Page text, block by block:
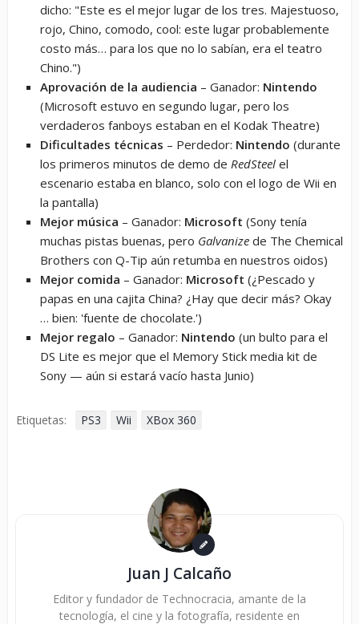
dicho: "Este es el mejor lugar de los tres. Majestuoso,
rojo, Chino, comodo, cool: este lugar probablemente
costo más… para los que no lo sabían, era el teatro
Chino.")
Aprovación de la audiencia – Ganador: Nintendo
(Microsoft estuvo en segundo lugar, pero los
verdaderos fanboys estaban en el Kodak Theatre)
Dificultades técnicas – Perdedor: Nintendo (durante
los primeros minutos de demo de RedSteel el
escenario estaba en blanco, solo con el logo de Wii en
la pantalla)
Mejor música – Ganador: Microsoft (Sony tenía
muchas pistas buenas, pero Galvanize de The Chemical
Brothers con Q-Tip aún retumba en nuestros oidos)
Mejor comida – Ganador: Microsoft (¿Pescado y
papas en una cajita China? ¿Hay que decir más? Okay
… bien: 'fuente de chocolate.')
Mejor regalo – Ganador: Nintendo (un bulto para el
DS Lite es mejor que el Memory Stick media kit de
Sony — aún si estará vacío hasta Junio)
Etiquetas: PS3 Wii XBox 360
Juan J Calcaño
Editor y fundador de Technocracia, amante de la
tecnología, el cine y la fotografía, residente en